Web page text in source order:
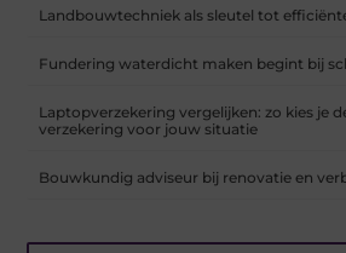
Landbouwtechniek als sleutel tot
Fundering waterdicht maken begint bij
Laptopverzekering vergelijken: zo kies je
verzekering voor jouw situatie
Bouwkundig adviseur bij renovatie en